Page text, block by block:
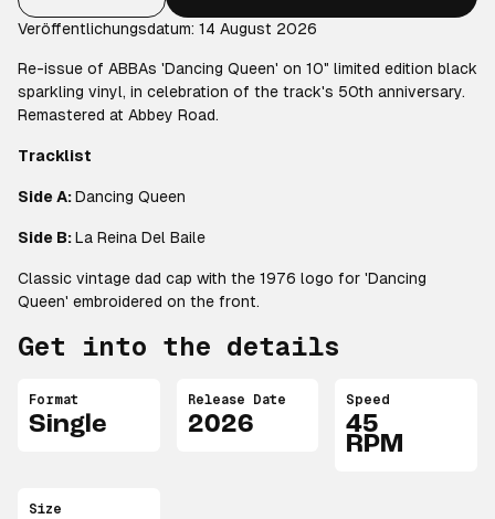
Veröffentlichungsdatum: 14 August 2026
Re-issue of ABBAs 'Dancing Queen' on 10" limited edition black
sparkling vinyl, in celebration of the track's 50th anniversary.
Remastered at Abbey Road.
Tracklist
Side A:Dancing Queen
Side B:La Reina Del Baile
Classic vintage dad cap with the 1976 logo for 'Dancing
Queen' embroidered on the front.
Get into the details
Format
Single
Release Date
2026
Speed
45
RPM
Size